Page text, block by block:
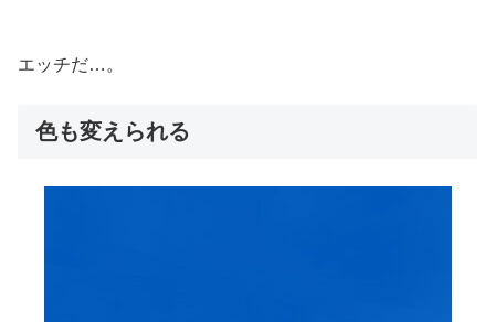
エッチだ…。
色も変えられる